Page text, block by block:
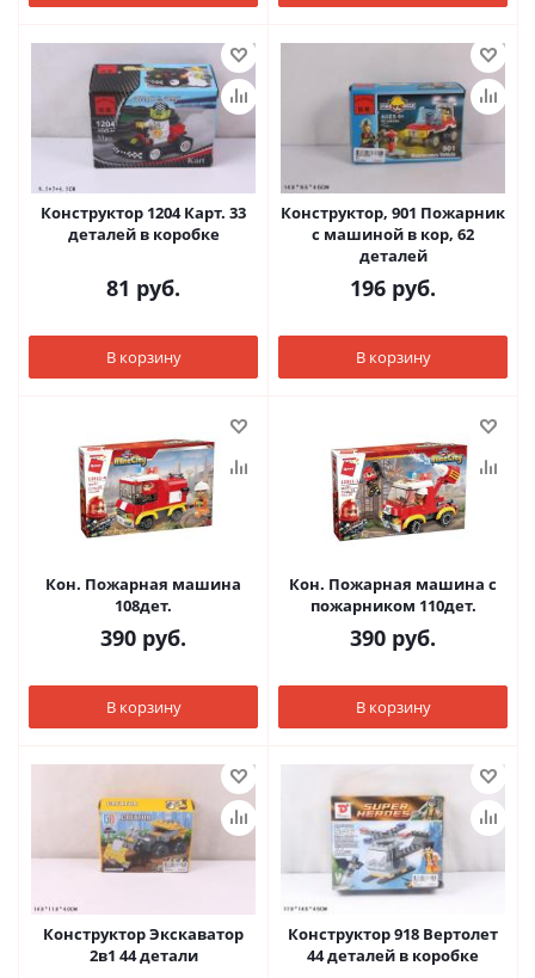
Конструктор 1204 Карт. 33
деталей в коробке
81 руб.
В корзину
Конструктор, 901 Пожарник
с машиной в кор, 62
деталей
196 руб.
В корзину
Кон. Пожарная машина
108дет.
390 руб.
В корзину
Кон. Пожарная машина с
пожарником 110дет.
390 руб.
В корзину
Конструктор Экскаватор
2в1 44 детали
Конструктор 918 Вертолет
44 деталей в коробке